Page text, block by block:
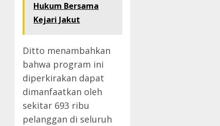
Hukum Bersama
Kejari Jakut
Ditto menambahkan
bahwa program ini
diperkirakan dapat
dimanfaatkan oleh
sekitar 693 ribu
pelanggan di seluruh